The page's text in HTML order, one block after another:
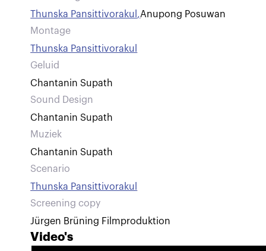
Thunska Pansittivorakul ,Anupong Posuwan
Montage
Thunska Pansittivorakul
Geluid
Chantanin Supath
Sound Design
Chantanin Supath
Muziek
Chantanin Supath
Scenario
Thunska Pansittivorakul
Screening copy
Jürgen Brüning Filmproduktion
Video's